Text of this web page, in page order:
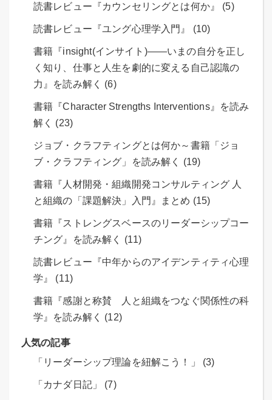
読書レビュー『カウンセリングとは何か』 (5)
読書レビュー『ユング心理学入門』 (10)
書籍『insight(インサイト)――いまの自分を正し
く知り、仕事と人生を劇的に変える自己認識の
力』を読み解く (6)
書籍『Character Strengths Interventions』を読み
解く (23)
ジョブ・クラフティングとは何か～書籍「ジョ
ブ・クラフティング」を読み解く (19)
書籍『人材開発・組織開発コンサルティング 人
と組織の「課題解決」入門』まとめ (15)
書籍『ストレングスベースのリーダーシップコー
チング』を読み解く (11)
読書レビュー『中年からのアイデンティティ心理
学』 (11)
書籍『感謝と称賛 人と組織をつなぐ関係性の科
学』を読み解く (12)
人気の記事
「リーダーシップ理論を紐解こう！」 (3)
「カナダ日記」 (7)